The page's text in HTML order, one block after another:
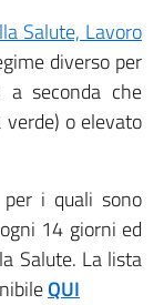
Salute, Lavoro
diverso per
seconda che
o elevato
per i quali sono
14 giorni ed
Salute. La lista
QUI